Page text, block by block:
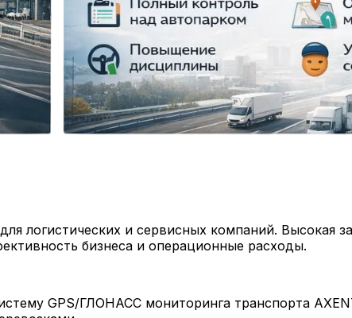
логистических и сервисных компаний. Высокая
бизнеса и операционные расходы.
GPS/ГЛОНАСС мониторинга транспорта